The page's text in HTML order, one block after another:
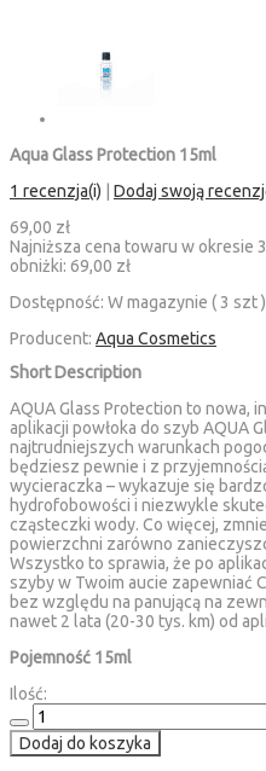
Aqua Glass Protection 15ml
1 recenzja(i)
Dodaj swoją
69,00 zł
Najniższa cena towaru w okresie
obniżki: 69,00 zł
Dostępność: W magazynie ( 3 szt )
Producent: Aqua Cosmetics
Short Description
AQUA Glass Protection to nowa,
aplikacji powłoka do szyb AQUA
najtrudniejszych warunkach
będziesz pewnie i z
wycieraczka – wykazuje się
hydrofobowości i niezwykle
cząsteczki wody. Co więcej,
powierzchni zarówno
Wszystko to sprawia, że po
szyby w Twoim aucie zapewniać
bez względu na panującą na
nawet 2 lata (20-30 tys. km) od
Pojemność 15ml
Ilość:
Dodaj do koszyka